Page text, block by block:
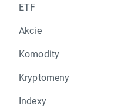
ETF
Akcie
Komodity
Kryptomeny
Indexy